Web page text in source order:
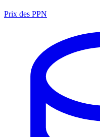
Prix des PPN